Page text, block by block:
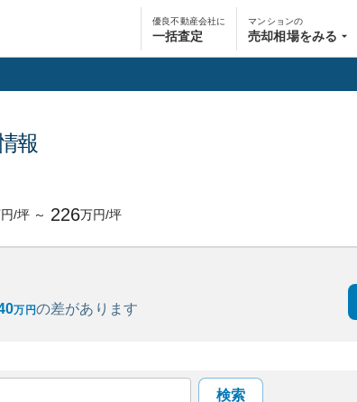
優良不動産会社に
一括査定
マンションの
売却相場をみる
報
/坪 ～ 226万円/坪
万円の差があります
検索